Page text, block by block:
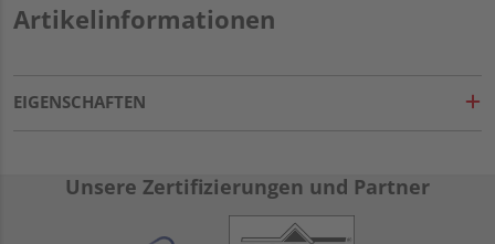
Artikelinformationen
EIGENSCHAFTEN
Unsere Zertifizierungen und Partner